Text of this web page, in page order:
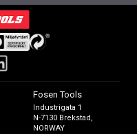
Fosen Tools
Industrigata 1
N-7130 Brekstad,
NORWAY